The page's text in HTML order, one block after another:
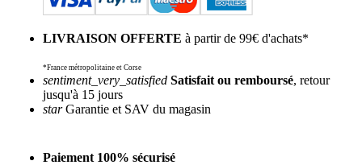
LIVRAISON OFFERTE à partir de 99€ d'achats*
*France métropolitaine et Corse
sentiment_very_satisfied Satisfait ou remboursé, retour
jusqu'à 15 jours
starGarantie et SAV du magasin
Paiement 100% sécurisé